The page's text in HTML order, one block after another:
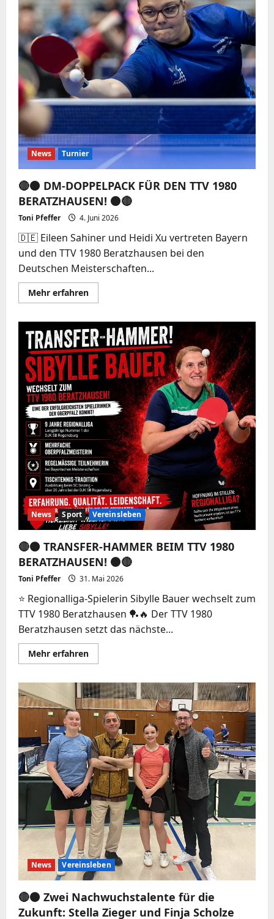
VEREINSGESCHICHTE!
⚫️🔴
News Turnier
🔴⚫️ DM-DOPPELPACK FÜR DEN TTV 1980
BERATZHAUSEN! ⚫️🔴
Toni Pfeffer 4. Juni 2026
🇩🇪 Eileen Sahiner und Heidi Xu vertreten Bayern
und den TTV 1980 Beratzhausen bei den
Deutschen Meisterschaften...
Mehr erfahrenMehr
Informationen
DM-
DOPPELPACK
FÜR
DEN
TTV
1980
BERATZHAUSEN!
News Sport Vereinsleben
🔴⚫️ TRANSFER-HAMMER BEIM TTV 1980
BERATZHAUSEN! ⚫️🔴
Toni Pfeffer 31. Mai 2026
⭐ Regionalliga-Spielerin Sibylle Bauer wechselt zum
TTV 1980 Beratzhausen 🏓🔥 Der TTV 1980
Beratzhausen setzt das nächste...
Mehr erfahrenMehr
Informationen
TRANSFER-
HAMMER
BEIM
TTV
1980
BERATZHAUSEN!
⚫️🔴
News Vereinsleben
🔴⚫️ Zwei Nachwuchstalente für die
Zukunft: Stella Zieger und Finja Scholze